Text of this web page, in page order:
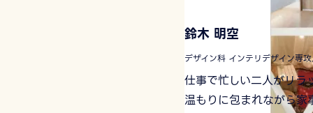
鈴木 明空
デザイン科 インテリデザイン専
仕事で忙しい二人がリラ
温もりに包まれながら家